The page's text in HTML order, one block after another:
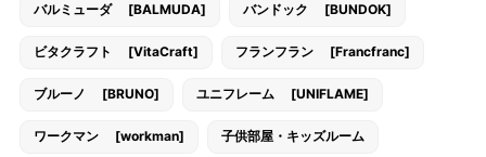
バルミューダ [BALMUDA] バンドック [BUNDOK]
ビタクラフト [VitaCraft] フランフラン [Francfranc]
ブルーノ [BRUNO] ユニフレーム [UNIFLAME]
ワークマン [workman] 子供部屋・キッズルーム